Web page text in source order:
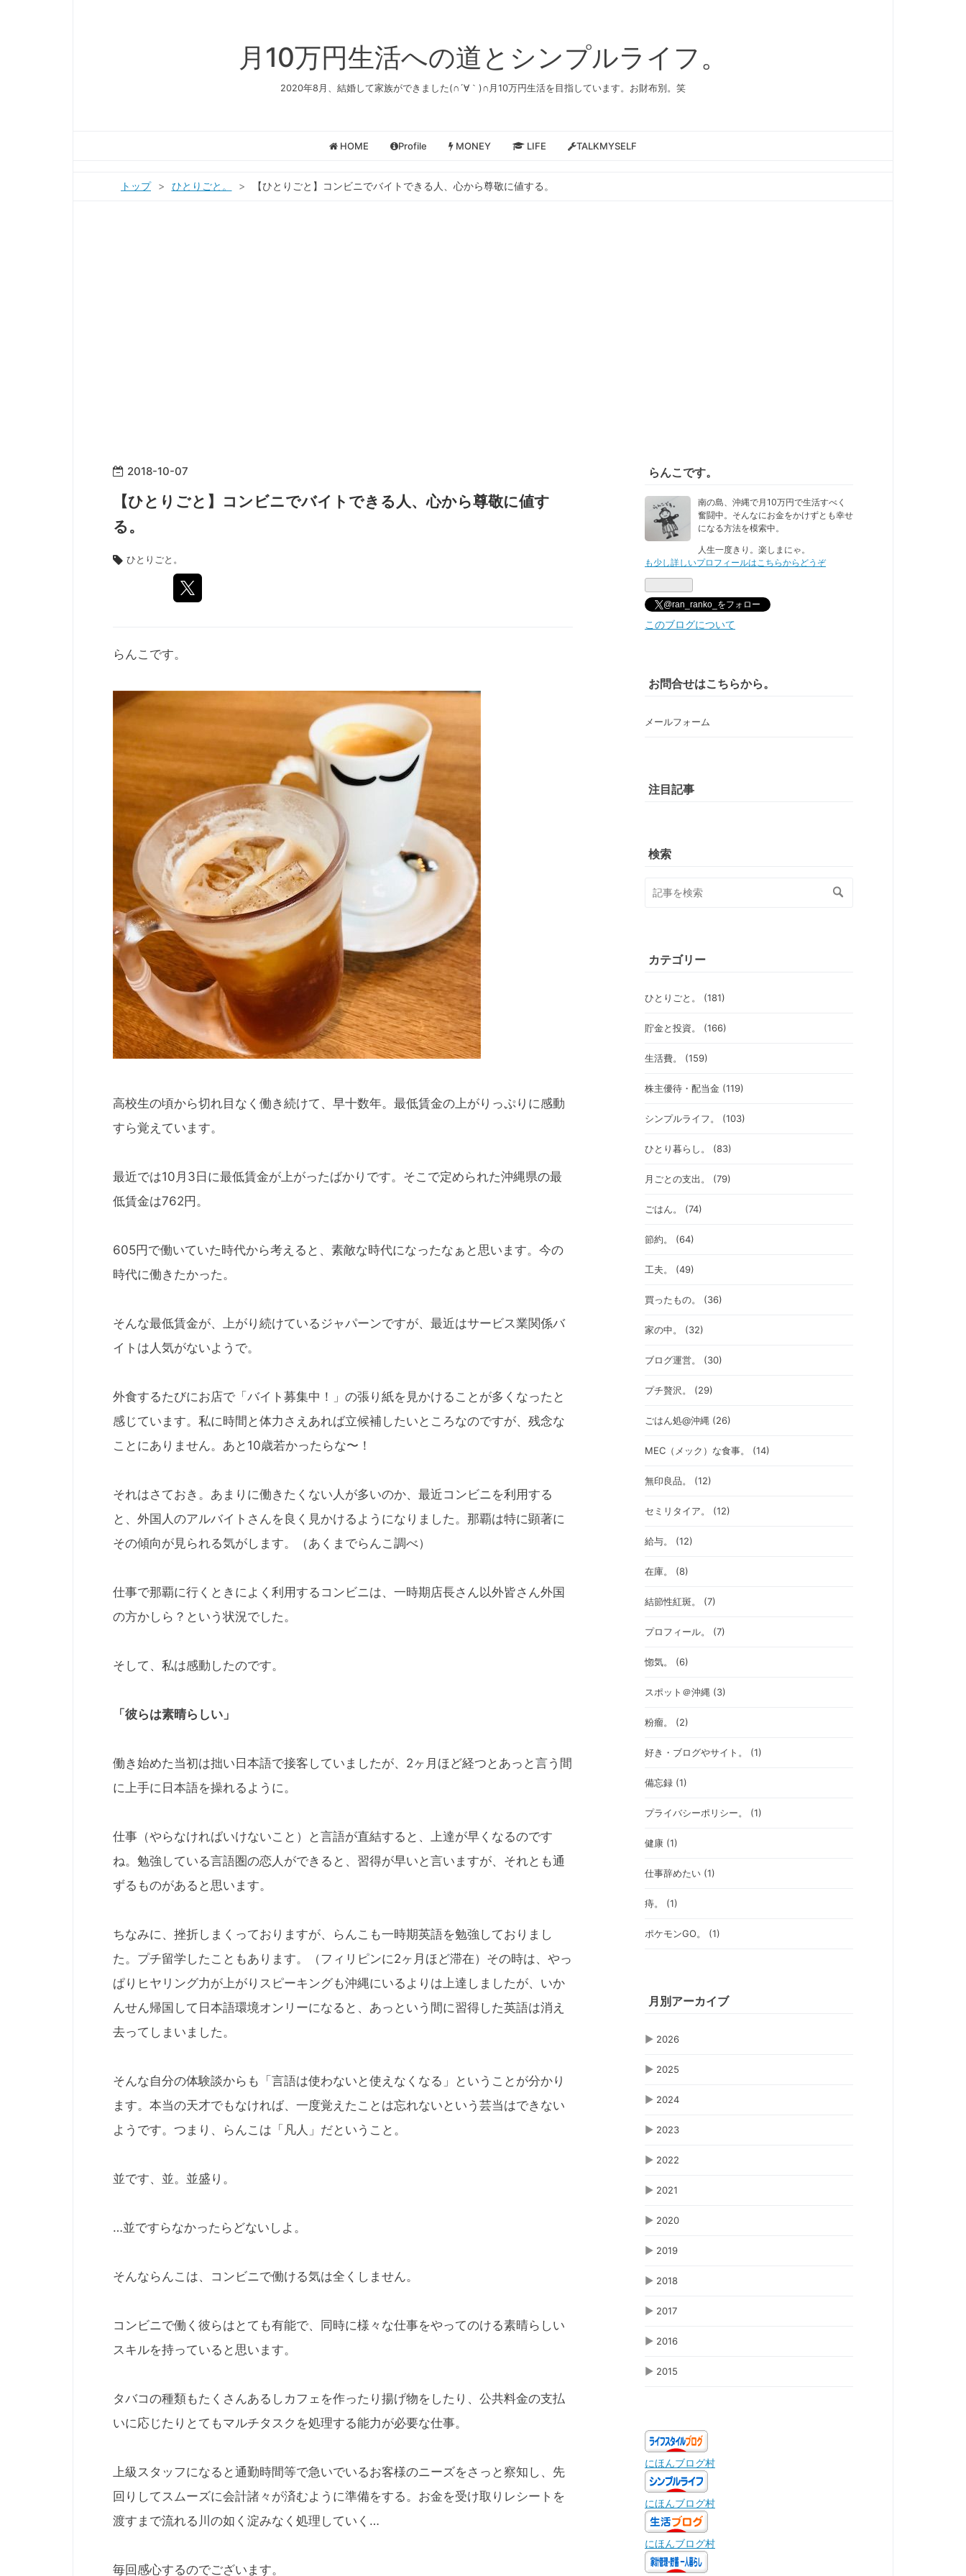
月10万円生活への道とシンプルライフ。
2020年8月、結婚して家族ができました(∩´∀｀)∩月10万円生活を目指しています。お財布別。笑
HOME Profile MONEY LIFE TALKMYSELF
トップ > ひとりごと。 > 【ひとりごと】コンビニでバイトできる人、心から尊敬に値する。
2018-10-07
【ひとりごと】コンビニでバイトできる人、心から尊敬に値す
る。
ひとりごと。
らんこです。
高校生の頃から切れ目なく働き続けて、早十数年。最低賃金の上がりっぷりに感動
すら覚えています。
最近では10月3日に最低賃金が上がったばかりです。そこで定められた沖縄県の最
低賃金は762円。
605円で働いていた時代から考えると、素敵な時代になったなぁと思います。今の
時代に働きたかった。
そんな最低賃金が、上がり続けているジャパーンですが、最近はサービス業関係バ
イトは人気がないようで。
外食するたびにお店で「バイト募集中！」の張り紙を見かけることが多くなったと
感じています。私に時間と体力さえあれば立候補したいところなのですが、残念な
ことにありません。あと10歳若かったらな〜！
それはさておき。あまりに働きたくない人が多いのか、最近コンビニを利用する
と、外国人のアルバイトさんを良く見かけるようになりました。那覇は特に顕著に
その傾向が見られる気がします。（あくまでらんこ調べ）
仕事で那覇に行くときによく利用するコンビニは、一時期店長さん以外皆さん外国
の方かしら？という状況でした。
そして、私は感動したのです。
「彼らは素晴らしい」
働き始めた当初は拙い日本語で接客していましたが、2ヶ月ほど経つとあっと言う間
に上手に日本語を操れるように。
仕事（やらなければいけないこと）と言語が直結すると、上達が早くなるのです
ね。勉強している言語圏の恋人ができると、習得が早いと言いますが、それとも通
ずるものがあると思います。
ちなみに、挫折しまくっておりますが、らんこも一時期英語を勉強しておりまし
た。プチ留学したこともあります。（フィリピンに2ヶ月ほど滞在）その時は、やっ
ぱりヒヤリング力が上がりスピーキングも沖縄にいるよりは上達しましたが、いか
んせん帰国して日本語環境オンリーになると、あっという間に習得した英語は消え
去ってしまいました。
そんな自分の体験談からも「言語は使わないと使えなくなる」ということが分かり
ます。本当の天才でもなければ、一度覚えたことは忘れないという芸当はできない
ようです。つまり、らんこは「凡人」だということ。
並です、並。並盛り。
…並ですらなかったらどないしよ。
そんならんこは、コンビニで働ける気は全くしません。
コンビニで働く彼らはとても有能で、同時に様々な仕事をやってのける素晴らしい
スキルを持っていると思います。
タバコの種類もたくさんあるしカフェを作ったり揚げ物をしたり、公共料金の支払
いに応じたりとてもマルチタスクを処理する能力が必要な仕事。
上級スタッフになると通勤時間等で急いでいるお客様のニーズをさっと察知し、先
回りしてスムーズに会計諸々が済むように準備をする。お金を受け取りレシートを
渡すまで流れる川の如く淀みなく処理していく…
毎回感心するのでございます。
らんこです。
南の島、沖縄で月10万円で生活すべく
奮闘中。そんなにお金をかけずとも幸せ
になる方法を模索中。
人生一度きり。楽しまにゃ。
も少し詳しいプロフィールはこちらからどうぞ
@ran_ranko_をフォロー
このブログについて
お問合せはこちらから。
メールフォーム
注目記事
検索
カテゴリー
ひとりごと。 (181)
貯金と投資。 (166)
生活費。 (159)
株主優待・配当金 (119)
シンプルライフ。 (103)
ひとり暮らし。 (83)
月ごとの支出。 (79)
ごはん。 (74)
節約。 (64)
工夫。 (49)
買ったもの。 (36)
家の中。 (32)
ブログ運営。 (30)
プチ贅沢。 (29)
ごはん処@沖縄 (26)
MEC（メック）な食事。 (14)
無印良品。 (12)
セミリタイア。 (12)
給与。 (12)
在庫。 (8)
結節性紅斑。 (7)
プロフィール。 (7)
惚気。 (6)
スポット＠沖縄 (3)
粉瘤。 (2)
好き・ブログやサイト。 (1)
備忘録 (1)
プライバシーポリシー。 (1)
健康 (1)
仕事辞めたい (1)
痔。 (1)
ポケモンGO。 (1)
月別アーカイブ
▶ 2026
▶ 2025
▶ 2024
▶ 2023
▶ 2022
▶ 2021
▶ 2020
▶ 2019
▶ 2018
▶ 2017
▶ 2016
▶ 2015
にほんブログ村
にほんブログ村
にほんブログ村